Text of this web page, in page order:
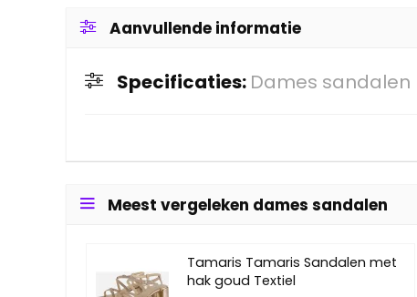
Aanvullende informatie
Specificaties: Dames sandalen
Meest vergeleken dames sandalen
Tamaris Tamaris Sandalen met
hak goud Textiel